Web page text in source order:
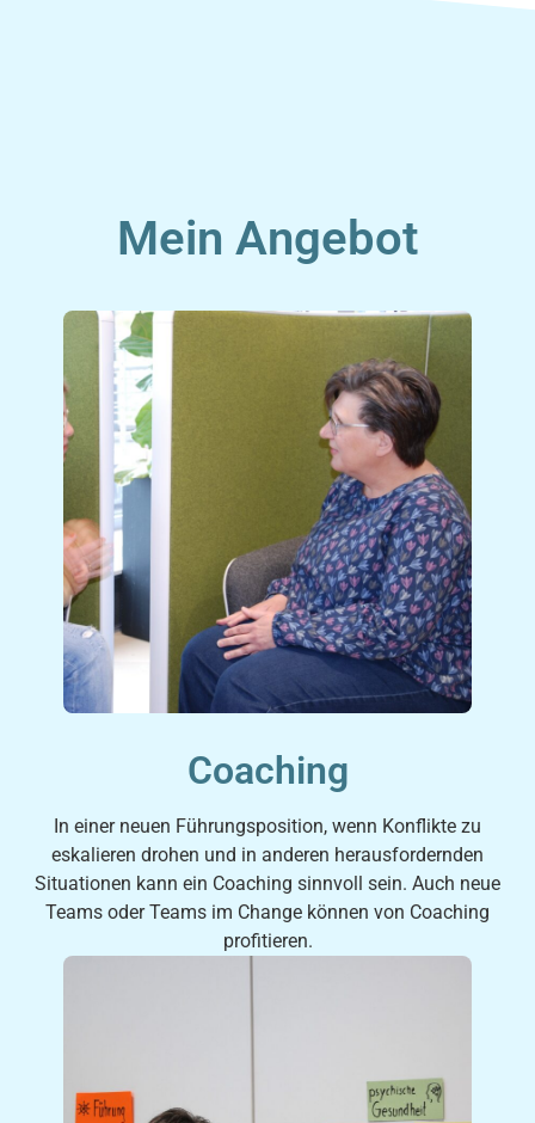
Mein Angebot
Coaching
In einer neuen Führungsposition, wenn Konflikte zu
eskalieren drohen und in anderen herausfordernden
Situationen kann ein Coaching sinnvoll sein. Auch neue
Teams oder Teams im Change können von Coaching
profitieren.